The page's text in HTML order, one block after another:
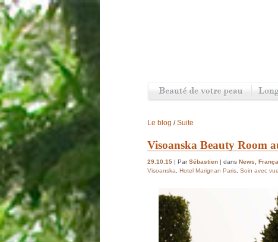
Le blog /Suite
Visoanska Beauty Room
29.10.15 | ParSébastien | dans News,
Visoanska, Hotel Marignan Paris, Soin avec